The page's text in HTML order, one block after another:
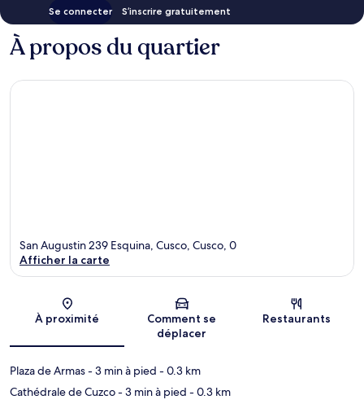
Se connecter S’inscrire gratuitement
À propos du quartier
Carte
San Augustin 239 Esquina, Cusco, Cusco, 0
Afficher la carte
À proximité
Comment se
déplacer
Restaurants
Plaza de Armas- 3 min à pied - 0.3 km
Cathédrale de Cuzco- 3 min à pied - 0.3 km